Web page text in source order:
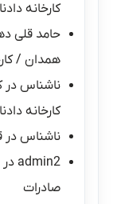
کارخانه
حامد قلی
همدان /
ناشناس در
کارخانه
ناشناس در
admin2 در
صادرات